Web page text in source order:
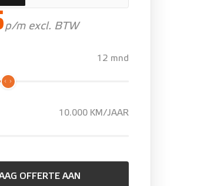
p/m excl. BTW
12 mnd
10.000 KM/JAAR
OFFERTE AAN